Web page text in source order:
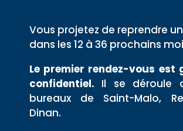
Vous projetez de reprendre
dans les 12 à 36 prochains
Le premier rendez-vous est
confidentiel. Il se déroule
bureaux de Saint-Malo,
Dinan.